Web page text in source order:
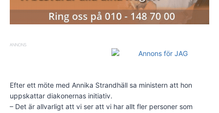
ANNONS
Efter ett möte med Annika Strandhäll sa ministern att hon
uppskattar diakonernas initiativ.
– Det är allvarligt att vi ser att vi har allt fler personer som